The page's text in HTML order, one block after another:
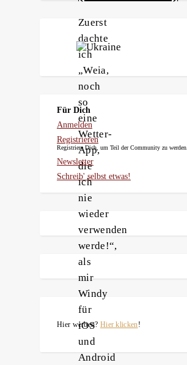
Zuerst
dachte
ich
„Weia,
noch
so
eine
Wetter-
App,
die
ich
nie
wieder
verwenden
werde!“,
als
mir
Windy
für
iOS
und
Android
Für Dich
Anmelden
Registrieren
Registriere Dich, um Teil der Community zu werden.
Newsletter
Schreib' selbst etwas!
Hier werben? Hier klicken!